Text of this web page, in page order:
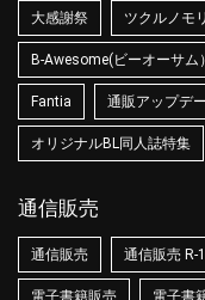
大感謝祭 ツクルノモリ
B-Awesome(ビーオーサム
Fantia 通販アップデ
オリジナルBL同人誌特集
通信販売
通信販売 通信販売 R-